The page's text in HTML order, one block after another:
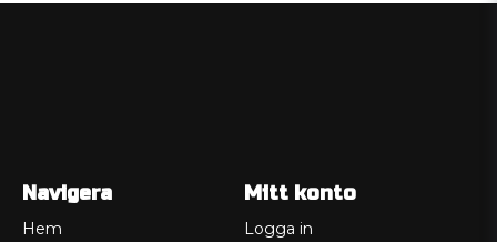
Navigera
Hem
Mitt konto
Logga in